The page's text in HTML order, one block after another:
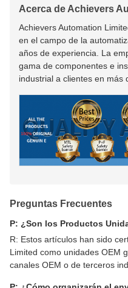
Acerca de Achievers
Achievers Automation
en el campo de la
años de experiencia. La
gama de componentes e
industrial a clientes en más
Preguntas Frecuentes
P: ¿Son los Productos
R: Estos artículos han sido
Limited como unidades OEM
canales OEM o de terceros